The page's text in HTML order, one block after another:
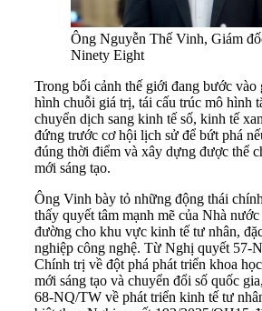
Ông Nguyễn Thế Vinh, Giám
Ninety Eight
Trong bối cảnh thế giới đang bước vào
hình chuỗi giá trị, tái cấu trúc mô hình
chuyển dịch sang kinh tế số, kinh tế
đứng trước cơ hội lịch sử để bứt phá
đúng thời điểm và xây dựng được thể
mới sáng tạo.
Ông Vinh bày tỏ những động thái
thấy quyết tâm mạnh mẽ của Nhà
đường cho khu vực kinh tế tư nhân,
nghiệp công nghệ. Từ Nghị quyết 57-
Chính trị về đột phá phát triển khoa
mới sáng tạo và chuyển đổi số quốc
68-NQ/TW về phát triển kinh tế tư